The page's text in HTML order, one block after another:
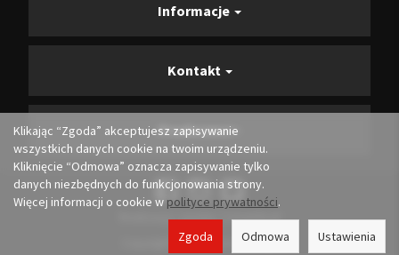
Informacje
Kontakt
Producenci
Realizacja i opieka:Convertis.pl
Copyright 2026 porcelana24.pl
Klikając “Zgoda” akceptujesz zapisywanie
wszystkich danych cookie na twoim urządzeniu.
Kliknięcie “Odmowa” oznacza zapisywanie tylko
danych niezbędnych do funkcjonowania strony.
Więcej informacji o cookie w polityce prywatności.
Ustawienia
Odmowa
Zgoda